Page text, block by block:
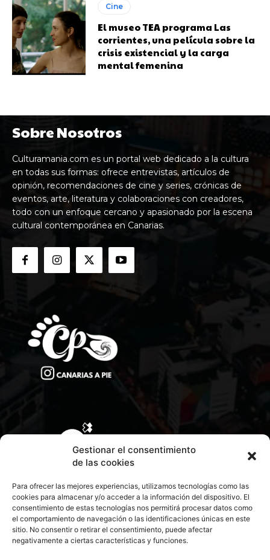
Gestionar el consentimiento
de las cookies
Para ofrecer las mejores experiencias, utilizamos tecnologías como las
cookies para almacenar y/o acceder a la información del dispositivo. El
consentimiento de estas tecnologías nos permitirá procesar datos como
el comportamiento de navegación o las identificaciones únicas en este
sitio. No consentir o retirar el consentimiento, puede afectar
negativamente a ciertas características y funciones.
Cine
El museo TEA programa Las
corrientes, una película sobre la
crisis existencial y la carga
mental femenina
Sobre Nosotros
Culturamania.com es un portal web dedicado a la cultura
en todas sus formas: ofrece entrevistas, artículos de
opinión, recomendaciones de cine y series, crónicas de
eventos, arte, literatura y colaboraciones con creadores,
todo con un enfoque cercano y apasionado por la escena
cultural contemporánea en Canarias.
CONTACTA CON NOSOTROS